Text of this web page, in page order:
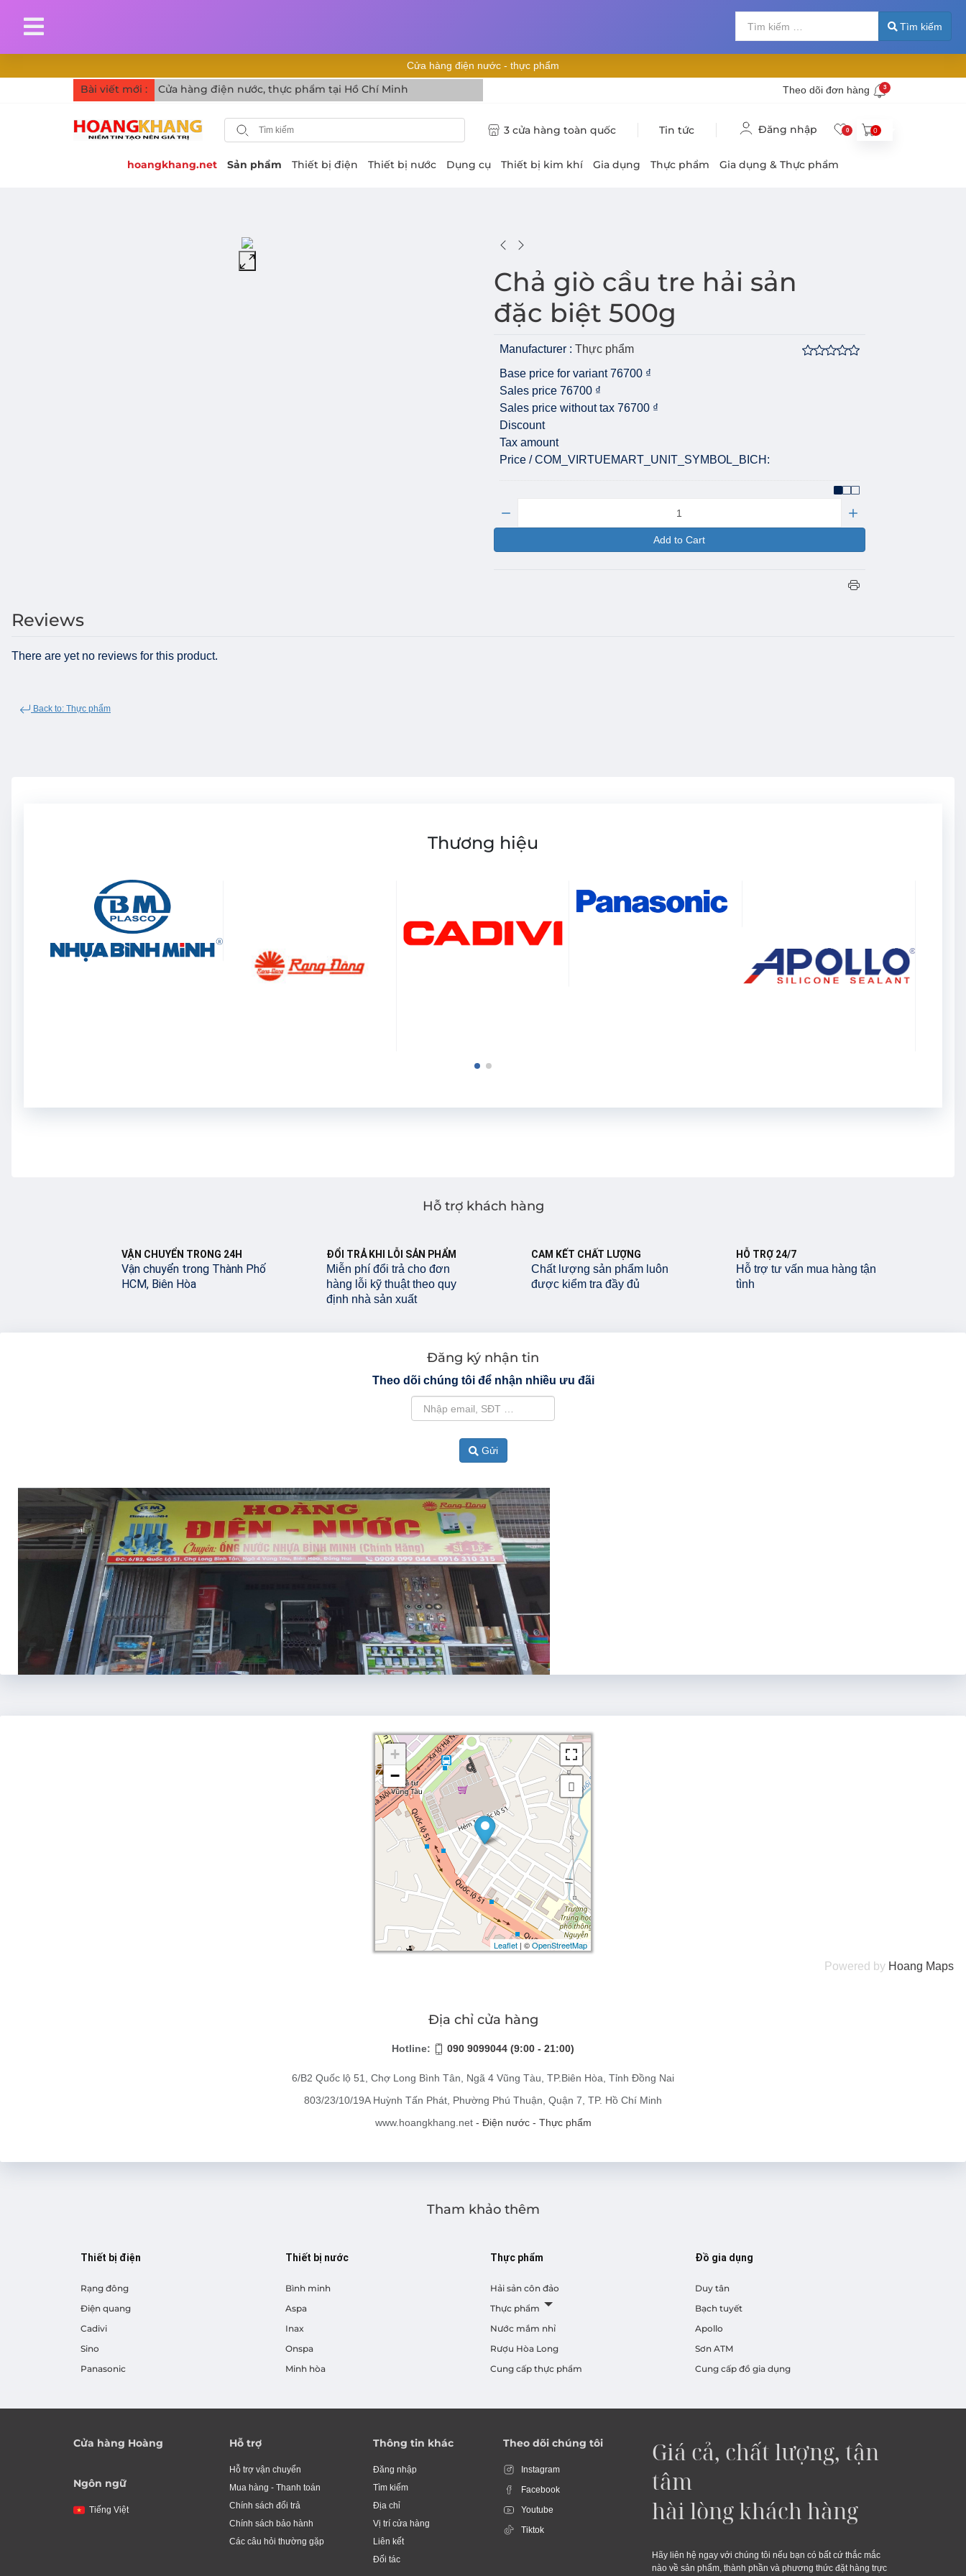
Nhập 2 hoặc
Tìm kiếm
Cửa hàng điện nước - thực phẩm
Bài viết mới : Cửa hàng điện nước, thực phẩm tại Hồ Chí Minh Theo dõi đơn hàng 3
3 cửa hàng toàn quốc Tin tức Đăng nhập 0 0
hoangkhang.net Sản phẩm Thiết bị điện Thiết bị nước Dụng cụ Thiết bị kim khí Gia dụng Thực phẩm Gia dụng & Thực phẩm
Chả giò cầu tre hải sản
đặc biệt 500g
Manufacturer : Thực phẩm
Base price for variant76700 ₫
Sales price 76700 ₫
Sales price without tax 76700 ₫
Discount
Tax amount
Price / COM_VIRTUEMART_UNIT_SYMBOL_BICH:
Add to Cart
Reviews
There are yet no reviews for this product.
Back to: Thực phẩm
Thương hiệu
Hỗ trợ khách hàng
VẬN CHUYỂN TRONG 24H
Vận chuyển trong Thành Phố
HCM, Biên Hòa
ĐỔI TRẢ KHI LỖI SẢN PHẨM
Miễn phí đổi trả cho đơn
hàng lỗi kỹ thuật theo quy
định nhà sản xuất
CAM KẾT CHẤT LƯỢNG
Chất lượng sản phẩm luôn
được kiểm tra đầy đủ
HỖ TRỢ 24/7
Hỗ trợ tư vấn mua hàng tận
tình
Đăng ký nhận tin
Theo dõi chúng tôi để nhận nhiều ưu đãi
Gửi
+
−
Leaflet | ©OpenStreetMap
+
−
Leaflet | ©OpenStreetMap
Powered by Hoang Maps
Địa chỉ cửa hàng
Hotline: 090 9099044 (9:00 - 21:00)
6/B2 Quốc lộ 51, Chợ Long Bình Tân, Ngã 4 Vũng Tàu, TP.Biên Hòa, Tỉnh Đồng Nai
803/23/10/19A Huỳnh Tấn Phát, Phường Phú Thuận, Quận 7, TP. Hồ Chí Minh
www.hoangkhang.net - Điện nước - Thực phẩm
Tham khảo thêm
Thiết bị điện
Rạng đông
Điện quang
Cadivi
Sino
Panasonic
Thiết bị nước
Bình minh
Aspa
Inax
Onspa
Minh hòa
Thực phẩm
Hải sản côn đảo
Thực phẩm
Nước mắm nhỉ
Rượu Hòa Long
Cung cấp thực phẩm
Đồ gia dụng
Duy tân
Bạch tuyết
Apollo
Sơn ATM
Cung cấp đồ gia dụng
Cửa hàng Hoàng
Ngôn ngữ
Tiếng Việt
Hỗ trợ
Hỗ trợ vận chuyển
Mua hàng - Thanh toán
Chính sách đổi trả
Chính sách bảo hành
Các câu hỏi thường gặp
Thông tin khác
Đăng nhập
Tìm kiếm
Địa chỉ
Vị trí cửa hàng
Liên kết
Đối tác
Theo dõi chúng tôi
Instagram
Facebook
Youtube
Tiktok
Giá cả, chất lượng, tận
tâm
hài lòng khách hàng
Hãy liên hệ ngay với chúng tôi nếu bạn có bất cứ thắc mắc
nào về sản phẩm, thành phần và phương thức đặt hàng trực